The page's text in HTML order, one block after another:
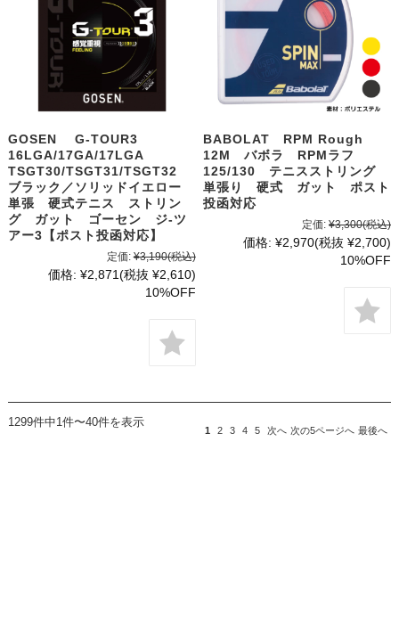
GOSEN G-TOUR3
16LGA/17GA/17LGA
TSGT30/TSGT31/TSGT32
ブラック／ソリッドイエロー
単張 硬式テニス ストリン
グ ガット ゴーセン ジ-ツ
アー3【ポスト投函対応】
定価: ¥3,190(税込)
価格: ¥2,871(税抜 ¥2,610)
10%OFF
BABOLAT RPM Rough
12M バボラ RPMラフ
125/130 テニスストリング
単張り 硬式 ガット ポスト
投函対応
定価: ¥3,300(税込)
価格: ¥2,970(税抜 ¥2,700)
10%OFF
1299件中1件〜40件を表示
1 2 3 4 5 次へ 次の5ページへ 最後へ